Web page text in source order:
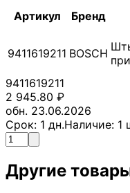
Артикул Бренд
9411619211 BOSCH
9411619211
2 945.80 ₽
обн. 23.06.2026
Срок: 1 дн.Наличие: 1
Другие